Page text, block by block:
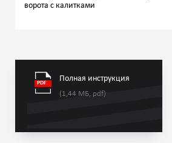
ворота с калитками
Полная инструкция
(1,44 МБ, pdf)